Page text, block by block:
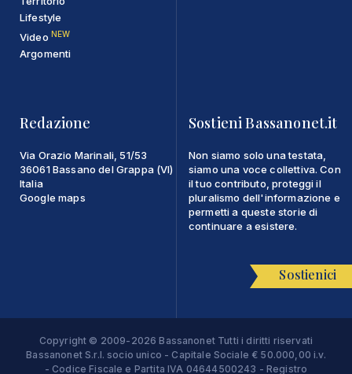
Lifestyle
Video NEW
Argomenti
Redazione
Via Orazio Marinali, 51/53
36061 Bassano del Grappa (VI)
Italia
Google maps
Sostieni Bassanonet.it
Non siamo solo una testata,
siamo una voce collettiva. Con
il tuo contributo, proteggi il
pluralismo dell'informazione e
permetti a queste storie di
continuare a esistere.
Sostienici
Copyright © 2009-2026 Bassanonet Tutti i diritti riservati
Bassanonet S.r.l. socio unico - Capitale Sociale € 50.000,00 i.v.
- Codice Fiscale e Partita IVA 04644500243 - Registro